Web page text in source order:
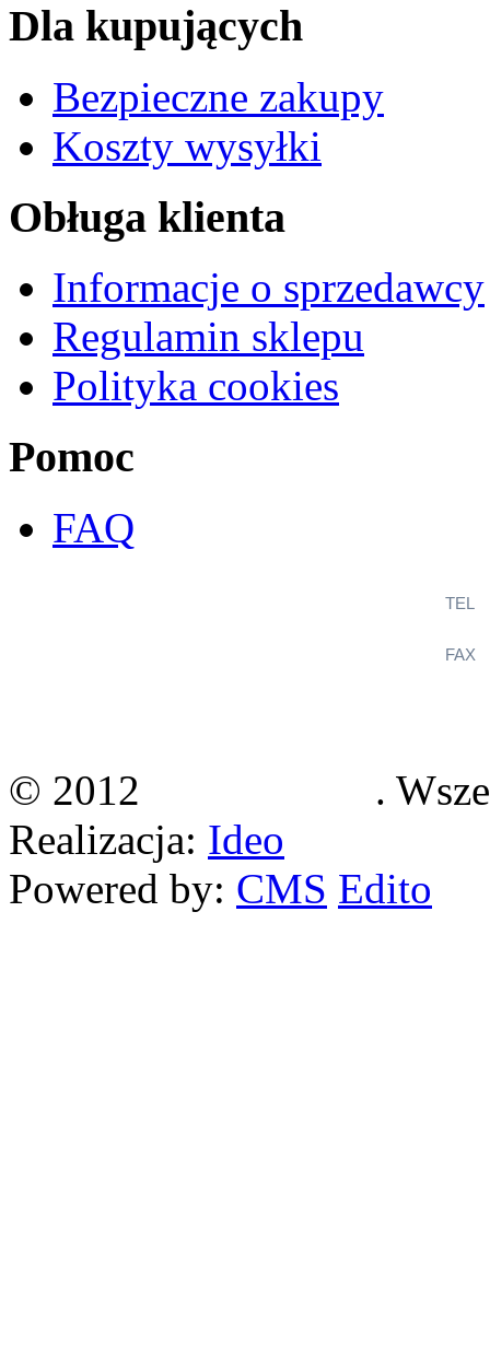
Dla kupujących
Bezpieczne zakupy
Koszty wysyłki
Obługa klienta
Informacje o sprzedawcy
Regulamin sklepu
Polityka cookies
Pomoc
FAQ
TEL
FAX
© 2012
.
Realizacja: Ideo
Powered by: CMS Edito